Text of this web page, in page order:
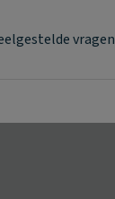
vragen